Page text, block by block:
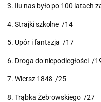
3. Ilu nas było po 100 latach
4. Strajki szkolne /14
5. Upór i fantazja /17
6. Droga do niepodległości /
7. Wiersz 1848 /25
8. Trąbka Żebrowskiego /27